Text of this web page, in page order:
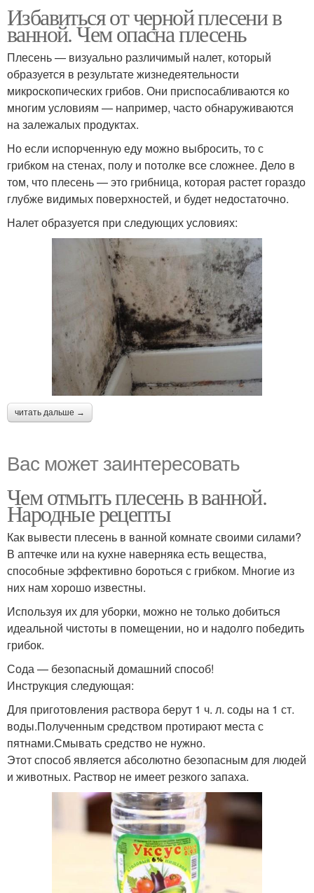
Избавиться от черной плесени в
ванной. Чем опасна плесень
Плесень — визуально различимый налет, который
образуется в результате жизнедеятельности
микроскопических грибов. Они приспосабливаются ко
многим условиям — например, часто обнаруживаются
на залежалых продуктах.
Но если испорченную еду можно выбросить, то с
грибком на стенах, полу и потолке все сложнее. Дело в
том, что плесень — это грибница, которая растет гораздо
глубже видимых поверхностей, и будет недостаточно.
Налет образуется при следующих условиях:
читать дальше →
Вас может заинтересовать
Чем отмыть плесень в ванной.
Народные рецепты
Как вывести плесень в ванной комнате своими силами?
В аптечке или на кухне наверняка есть вещества,
способные эффективно бороться с грибком. Многие из
них нам хорошо известны.
Используя их для уборки, можно не только добиться
идеальной чистоты в помещении, но и надолго победить
грибок.
Сода — безопасный домашний способ!
Инструкция следующая:
Для приготовления раствора берут 1 ч. л. соды на 1 ст.
воды.Полученным средством протирают места с
пятнами.Смывать средство не нужно.
Этот способ является абсолютно безопасным для людей
и животных. Раствор не имеет резкого запаха.